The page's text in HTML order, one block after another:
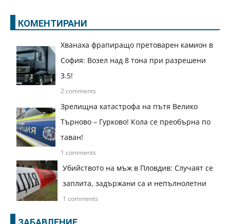
КОМЕНТИРАНИ
Хванаха фрапиращо претоварен камион в
София: Возел над 8 тона при разрешени
3.5!
2 comments
Зрелищна катастрофа на пътя Велико
Търново – Гурково! Кола се преобърна по
таван!
1 comments
Убийството на мъж в Пловдив: Случаят се
заплита, задържани са и непълнолетни
1 comments